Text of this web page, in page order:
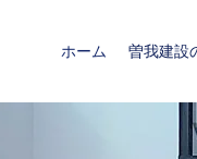
ホーム 曽我建設